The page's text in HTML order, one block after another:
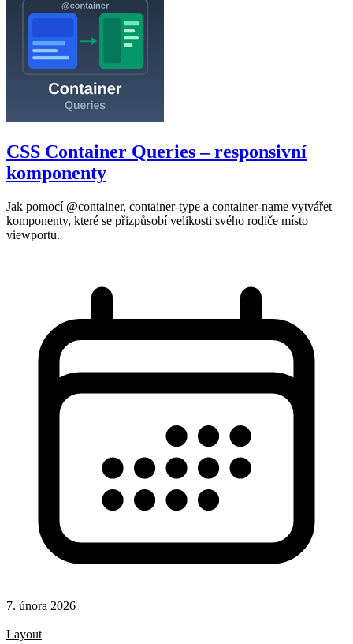
CSS Container Queries – responsivní
komponenty
Jak pomocí @container, container-type a container-name vytvářet
komponenty, které se přizpůsobí velikosti svého rodiče místo
viewportu.
7. února 2026
Layout